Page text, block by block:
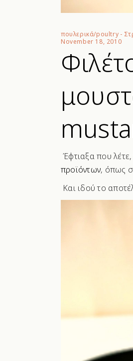
πουλερικά/poultry -
November 18, 2010
Έφτιαξα που
προϊόντων, όπως
Και ιδού το